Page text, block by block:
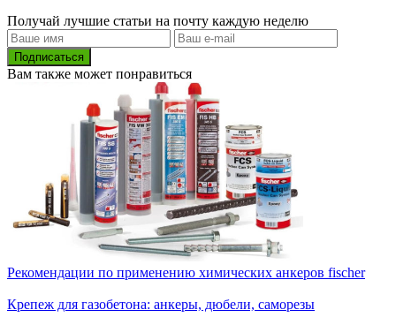
Получай лучшие статьи на почту каждую неделю
Подписаться
Вам также может понравиться
Рекомендации по применению химических анкеров fischer
Крепеж для газобетона: анкеры, дюбели, саморезы